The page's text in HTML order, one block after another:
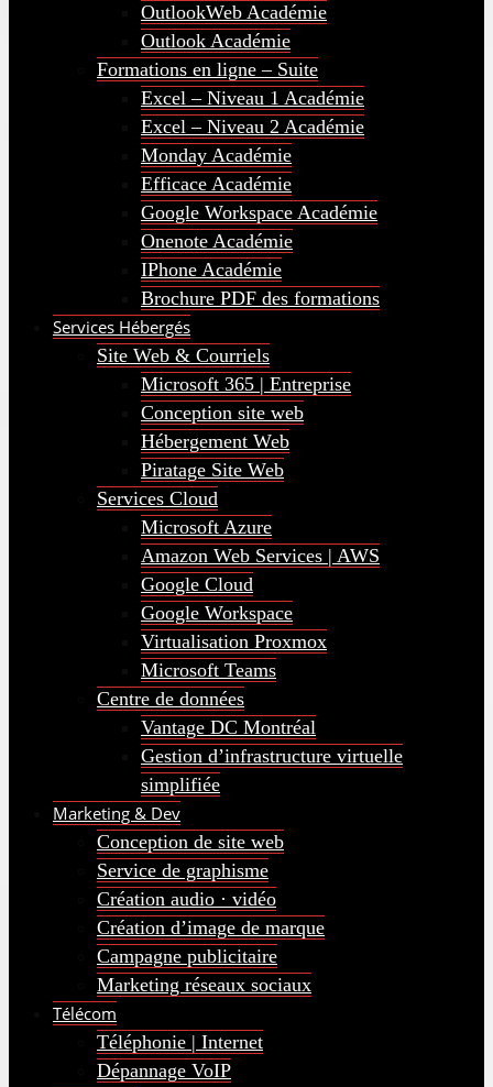
OutlookWeb Académie
Outlook Académie
Formations en ligne – Suite
Excel – Niveau 1 Académie
Excel – Niveau 2 Académie
Monday Académie
Efficace Académie
Google Workspace Académie
Onenote Académie
IPhone Académie
Brochure PDF des formations
Services Hébergés
Site Web & Courriels
Microsoft 365 | Entreprise
Conception site web
Hébergement Web
Piratage Site Web
Services Cloud
Microsoft Azure
Amazon Web Services | AWS
Google Cloud
Google Workspace
Virtualisation Proxmox
Microsoft Teams
Centre de données
Vantage DC Montréal
Gestion d’infrastructure virtuelle
simplifiée
Marketing & Dev
Conception de site web
Service de graphisme
Création audio · vidéo
Création d’image de marque
Campagne publicitaire
Marketing réseaux sociaux
Télécom
Téléphonie | Internet
Dépannage VoIP